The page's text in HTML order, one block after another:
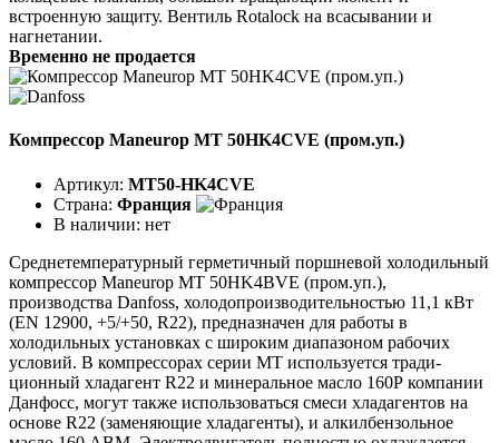
встроенную защиту. Вентиль Rotalock на всасывании и
нагнетании.
Временно не продается
Компрессор Maneurop MT 50HK4CVE (пром.уп.)
Артикул: MT50-HK4CVE
Страна: Франция
В наличии: нет
Среднетемпературный герметичный поршневой холодильный
компрессор Maneurop MT 50HK4BVE (пром.уп.),
производства Danfoss, холодопроизводительностью 11,1 кВт
(EN 12900, +5/+50, R22), предназначен для работы в
холодильных установках с широким диапазоном рабочих
условий. В компрессорах серии МТ используется тради-
ционный хладагент R22 и минеральное масло 160Р компании
Данфосс, могут также использоваться смеси хладагентов на
основе R22 (заменяющие хладагенты), и алкилбензольное